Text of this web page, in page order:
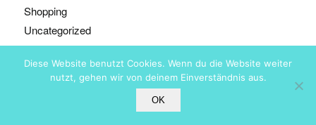
Shopping
Uncategorized
Diese Website benutzt Cookies. Wenn du die Website weiter
nutzt, gehen wir von deinem Einverständnis aus.
OK